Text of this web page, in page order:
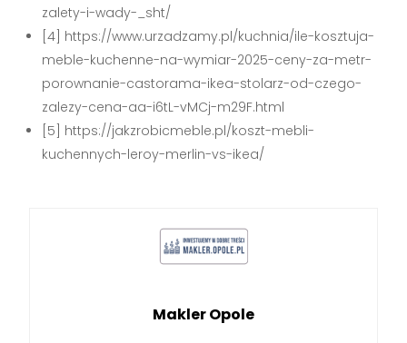
zalety-i-wady-_sht/
[4] https://www.urzadzamy.pl/kuchnia/ile-kosztuja-
meble-kuchenne-na-wymiar-2025-ceny-za-metr-
porownanie-castorama-ikea-stolarz-od-czego-
zalezy-cena-aa-i6tL-vMCj-m29F.html
[5] https://jakzrobicmeble.pl/koszt-mebli-
kuchennych-leroy-merlin-vs-ikea/
Makler Opole